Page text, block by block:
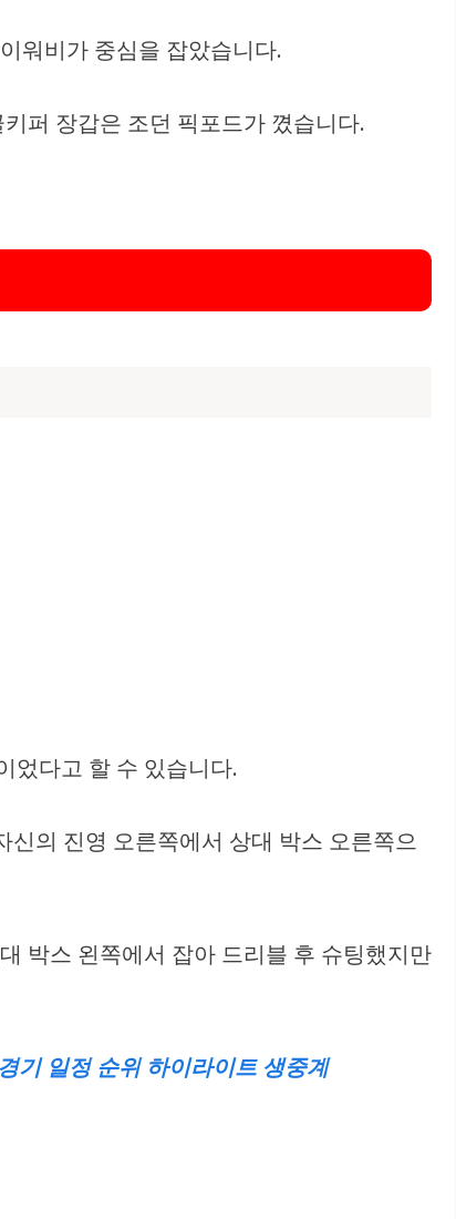
워비가 중심을 잡았습니다.
퍼 장갑은 조던 픽포드가 꼈습니다.
었다고 할 수 있습니다.
의 진영 오른쪽에서 상대 박스 오른쪽으
박스 왼쪽에서 잡아 드리블 후 슈팅했지만
기 일정 순위 하이라이트 생중계